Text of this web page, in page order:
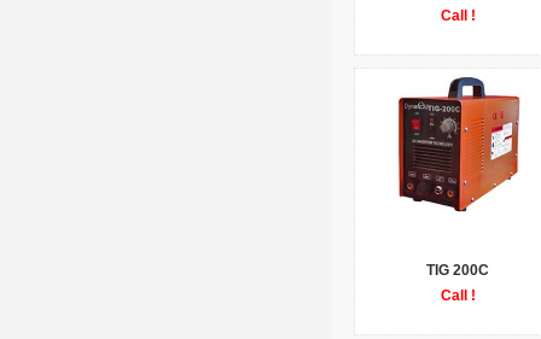
Call !
TIG 200C
Call !